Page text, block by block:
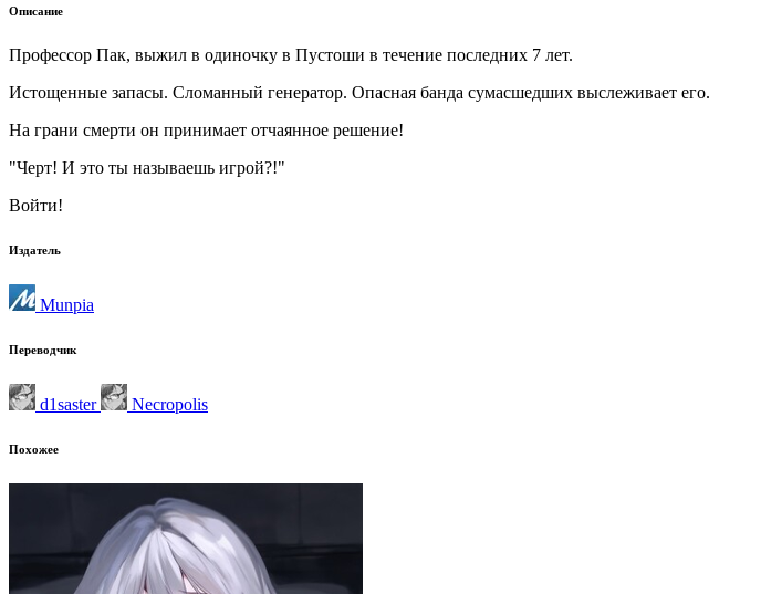
Описание
Профессор Пак, выжил в одиночку в Пустоши в течение последних 7 лет.
Истощенные запасы. Сломанный генератор. Опасная банда сумасшедших выслеживает его.
На грани смерти он принимает отчаянное решение!
"Черт! И это ты называешь игрой?!"
Войти!
Издатель
Munpia
Переводчик
d1saster Necropolis
Похожее